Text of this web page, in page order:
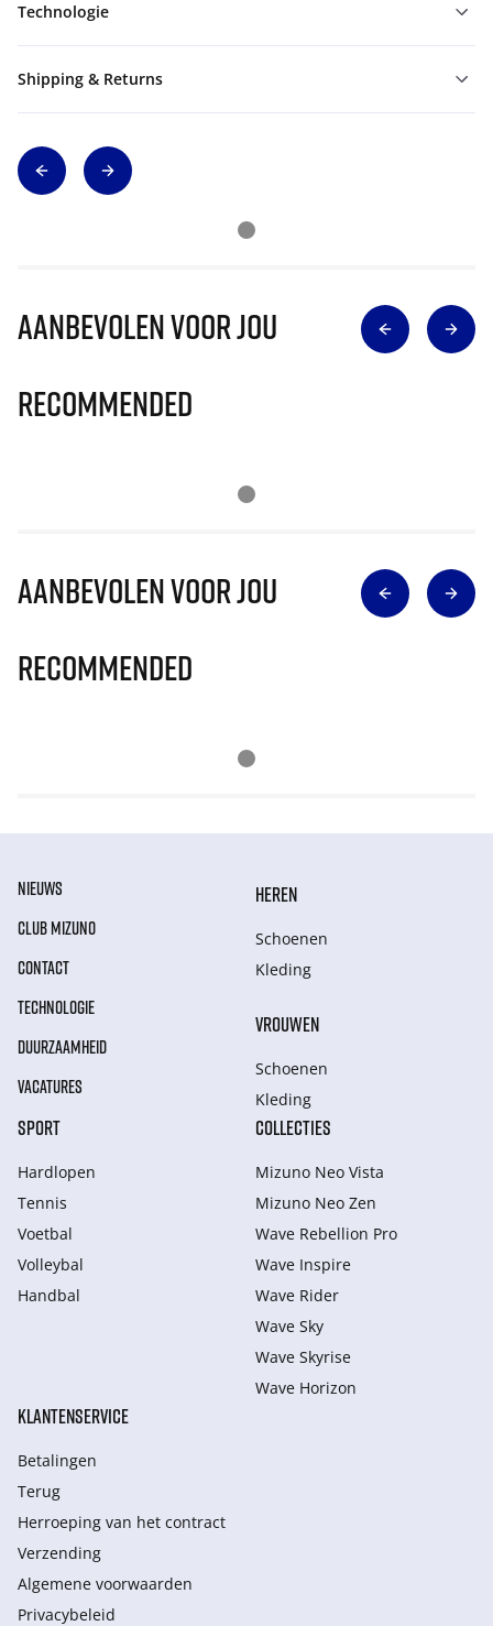
Technologie
Shipping & Returns
Aanbevolen voor jou
Recommended
Aanbevolen voor jou
Recommended
NIEUWS
CLUB MIZUNO
CONTACT
TECHNOLOGIE
DUURZAAMHEID
VACATURES
HEREN
Schoenen
Kleding
VROUWEN
Schoenen
Kleding
SPORT
Hardlopen
Tennis
Voetbal
Volleybal
Handbal
COLLECTIES
Mizuno Neo Vista
Mizuno Neo Zen
Wave Rebellion Pro
Wave Inspire
Wave Rider
Wave Sky
Wave Skyrise
Wave Horizon
KLANTENSERVICE
Betalingen
Terug
Herroeping van het contract
Verzending
Algemene voorwaarden
Privacybeleid